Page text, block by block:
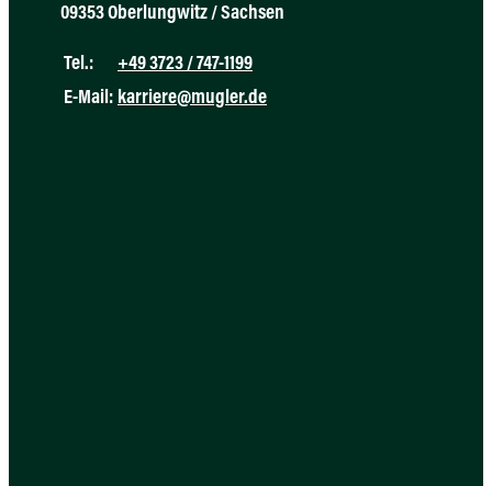
09353 Oberlungwitz / Sachsen
Tel.:
+49 3723 / 747-1199
E-Mail: karriere@mugler.de